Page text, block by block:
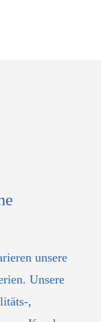
unsere
Unsere
,